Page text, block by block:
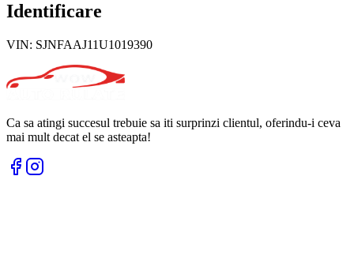
Identificare
VIN: SJNFAAJ11U1019390
Ca sa atingi succesul trebuie sa iti surprinzi clientul, oferindu-i ceva
mai mult decat el se asteapta!